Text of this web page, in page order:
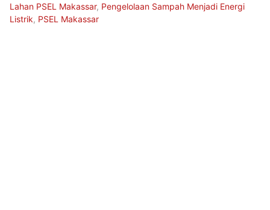
Lahan PSEL Makassar, Pengelolaan Sampah Menjadi Energi
Listrik, PSEL Makassar